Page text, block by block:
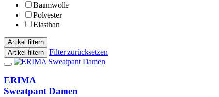
Baumwolle
Polyester
Elasthan
Artikel filtern
Artikel filtern
Filter zurücksetzen
ERIMA
Sweatpant Damen